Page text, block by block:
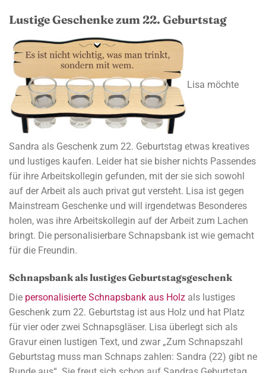
Lustige Geschenke zum 22. Geburtstag
Lisa möchte
Sandra als Geschenk zum 22. Geburtstag etwas kreatives
und lustiges kaufen. Leider hat sie bisher nichts Passendes
für ihre Arbeitskollegin gefunden, mit der sie sich sowohl
auf der Arbeit als auch privat gut versteht. Lisa ist gegen
Mainstream Geschenke und will irgendetwas Besonderes
holen, was ihre Arbeitskollegin auf der Arbeit zum Lachen
bringt. Die personalisierbare Schnapsbank ist wie gemacht
für die Freundin.
Schnapsbank als lustiges Geburtstagsgeschenk
Die personalisierte Schnapsbank aus Holz als lustiges
Geschenk zum 22. Geburtstag ist aus Holz und hat Platz
für vier oder zwei Schnapsgläser. Lisa überlegt sich als
Gravur einen lustigen Text, und zwar „Zum Schnapszahl
Geburtstag muss man Schnaps zahlen: Sandra (22) gibt ne